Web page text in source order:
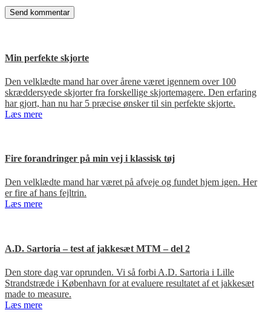
Min perfekte skjorte
Den velklædte mand har over årene været igennem over 100
skræddersyede skjorter fra forskellige skjortemagere. Den erfaring
har gjort, han nu har 5 præcise ønsker til sin perfekte skjorte.
Læs mere
Fire forandringer på min vej i klassisk tøj
Den velklædte mand har været på afveje og fundet hjem igen. Her
er fire af hans fejltrin.
Læs mere
A.D. Sartoria – test af jakkesæt MTM – del 2
Den store dag var oprunden. Vi så forbi A.D. Sartoria i Lille
Strandstræde i København for at evaluere resultatet af et jakkesæt
made to measure.
Læs mere